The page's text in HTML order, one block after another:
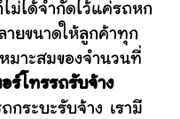
ด้จำกัดไว้แค่รถหก
ายขนาดให้ลูกค้าทุก
มาะสมของจำนวนที่
อร์โทรรถรับจ้าง
กระบะรับจ้าง เรามี